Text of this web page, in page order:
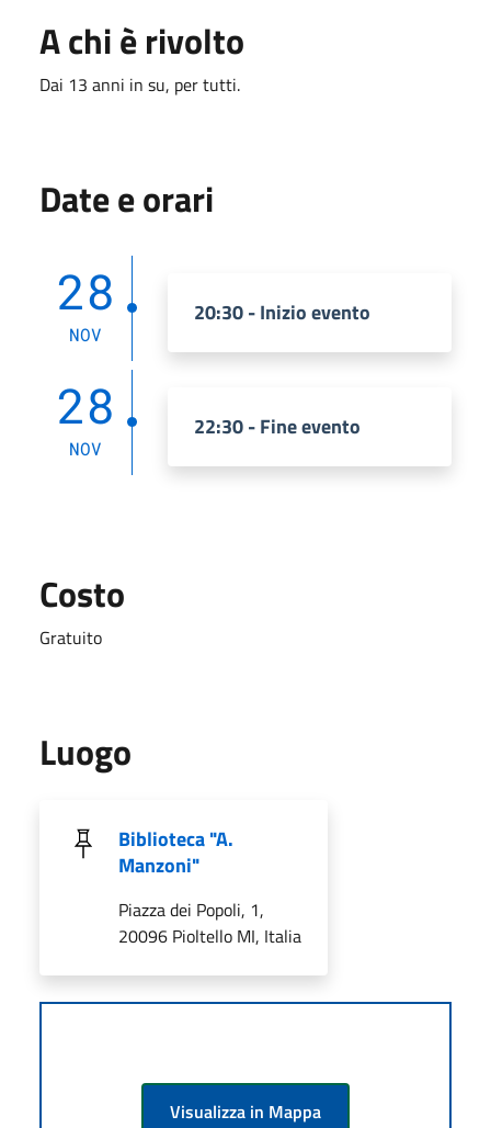
A chi è rivolto
Dai 13 anni in su, per tutti.
Date e orari
28
NOV
20:30 - Inizio evento
28
NOV
22:30 - Fine evento
Costo
Gratuito
Luogo
Biblioteca "A.
Manzoni"
Piazza dei Popoli, 1,
20096 Pioltello MI, Italia
Visualizza in Mappa